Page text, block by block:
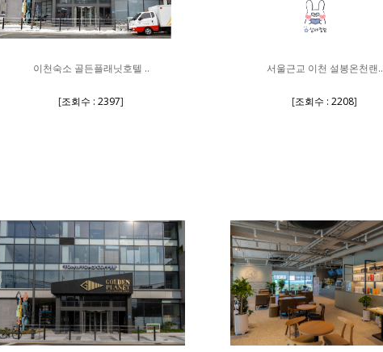
이천숙소 골든플래닛호텔 ..
[조회수 : 2397]
서울근교 이천 설봉온천랜..
[조회수 : 2208]